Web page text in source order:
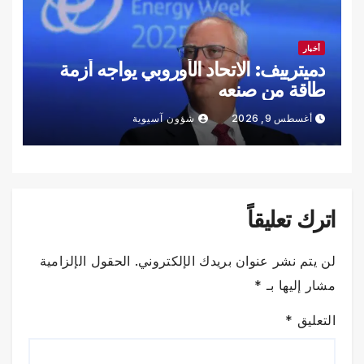
أخبار
دميترييف: الاتحاد الأوروبي يواجه أزمة
طاقة من صنعه
أغسطس 9, 2026 شؤون آسيوية
اترك تعليقاً
لن يتم نشر عنوان بريدك الإلكتروني. الحقول الإلزامية
مشار إليها بـ *
التعليق *